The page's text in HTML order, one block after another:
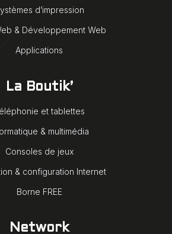
d’impression
& Développement Web
Applications
La Boutik’
et tablettes
& multimédia
Consoles de jeux
& configuration Internet
Borne FREE
Network